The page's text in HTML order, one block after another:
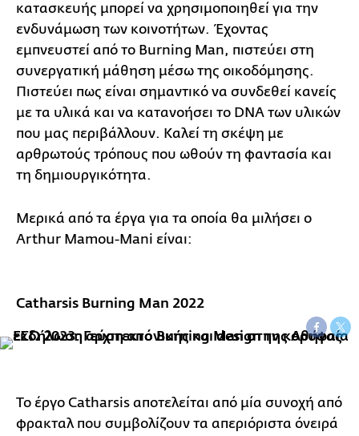
κατασκευής μπορεί να χρησιμοποιηθεί για την
ενδυνάμωση των κοινοτήτων. Έχοντας
εμπνευστεί από το Burning Man, πιστεύει στη
συνεργατική μάθηση μέσω της οικοδόμησης.
Πιστεύει πως είναι σημαντικό να συνδεθεί κανείς
με τα υλικά και να κατανοήσει το DNA των υλικών
που μας περιβάλλουν. Καλεί τη σκέψη με
αρθρωτούς τρόπους που ωθούν τη φαντασία και
τη δημιουργικότητα.
Μερικά από τα έργα για τα οποία θα μιλήσει ο
Arthur Mamou-Mani είναι:
Catharsis Burning Man 2022
To έργο Catharsis αποτελείται από μία συνοχή από
φρακταλ που συμβολίζουν τα απεριόριστα όνειρά